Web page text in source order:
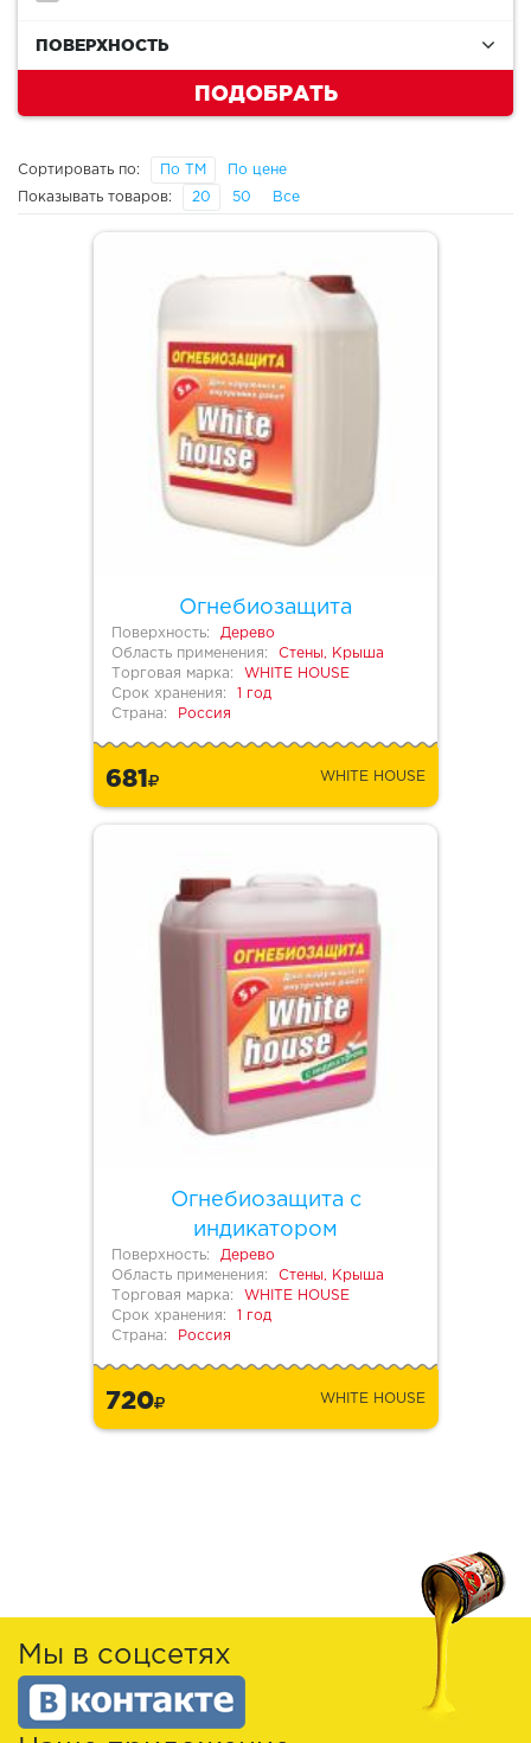
ПОВЕРХНОСТЬ
ПОДОБРАТЬ
Сортировать по: По ТМ По цене
Показывать товаров: 20 50 Все
Огнебиозащита
Поверхность:
Дерево
Область применения:
Стены, Крыша
Торговая марка:
WHITE HOUSE
Срок хранения:
1 год
Страна:
Россия
681 WHITE HOUSE
Огнебиозащита с
индикатором
Поверхность:
Дерево
Область применения:
Стены, Крыша
Торговая марка:
WHITE HOUSE
Срок хранения:
1 год
Страна:
Россия
720 WHITE HOUSE
Мы в соцсетях